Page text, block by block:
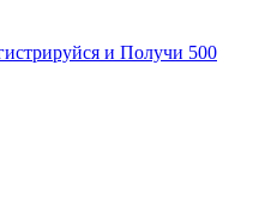
и Получи 500